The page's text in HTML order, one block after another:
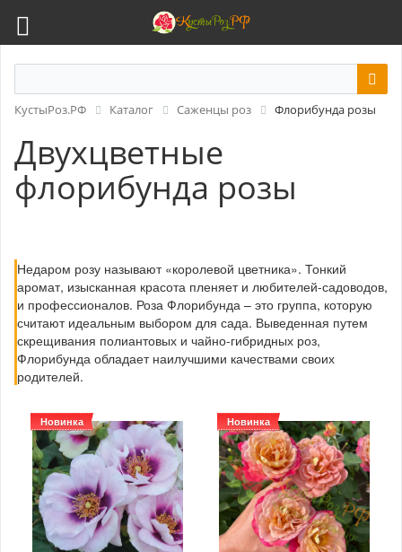
КустыРоз.РФ Каталог Саженцы роз Флорибунда розы
Двухцветные
флорибунда розы
Недаром розу называют «королевой цветника». Тонкий
аромат, изысканная красота пленяет и любителей-садоводов,
и профессионалов. Роза Флорибунда – это группа, которую
считают идеальным выбором для сада. Выведенная путем
скрещивания полиантовых и чайно-гибридных роз,
Флорибунда обладает наилучшими качествами своих
родителей.
Новинка Новинка